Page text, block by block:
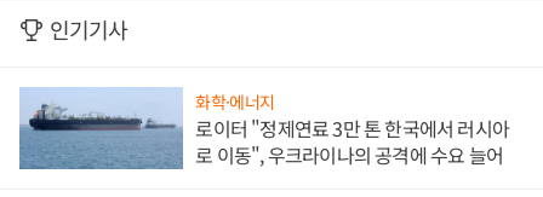
인기기사
화학·에너지
로이터 "정제연료 3만 톤 한국에서 러시아
로 이동", 우크라이나의 공격에 수요 늘어